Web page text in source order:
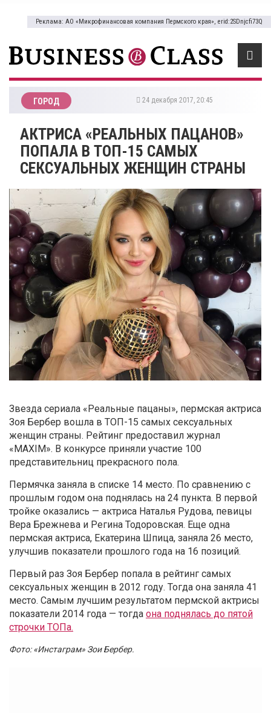
Реклама: АО «Микрофинансовая компания Пермского края», erid:2SDnjcfi73Q
ГОРОД 24 декабря 2017, 20:45
АКТРИСА «РЕАЛЬНЫХ ПАЦАНОВ»
ПОПАЛА В ТОП-15 САМЫХ
СЕКСУАЛЬНЫХ ЖЕНЩИН СТРАНЫ
Звезда сериала «Реальные пацаны», пермская актриса
Зоя Бербер вошла в ТОП-15 самых сексуальных
женщин страны. Рейтинг предоставил журнал
«MAXIM». В конкурсе приняли участие 100
представительниц прекрасного пола.
Пермячка заняла в списке 14 место. По сравнению с
прошлым годом она поднялась на 24 пункта. В первой
тройке оказались — актриса Наталья Рудова, певицы
Вера Брежнева и Регина Тодоровская. Еще одна
пермская актриса, Екатерина Шпица, заняла 26 место,
улучшив показатели прошлого года на 16 позиций.
Первый раз Зоя Бербер попала в рейтинг самых
сексуальных женщин в 2012 году. Тогда она заняла 41
место. Самым лучшим результатом пермской актрисы
показатели 2014 года — тогда она поднялась до пятой
строчки ТОПа.
Фото: «Инстаграм» Зои Бербер.